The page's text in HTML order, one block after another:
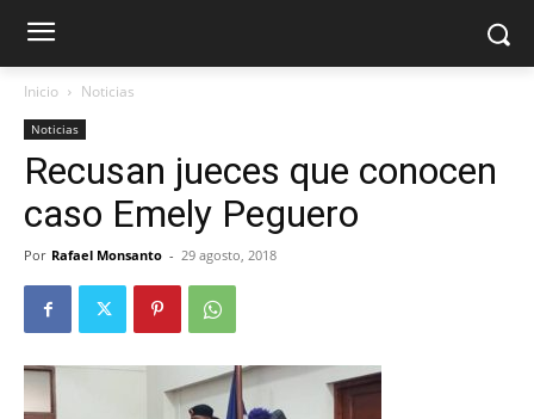
Inicio Noticias
Noticias
Recusan jueces que conocen
caso Emely Peguero
Por Rafael Monsanto - 29 agosto, 2018